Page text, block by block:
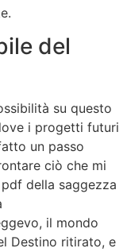
del
su questo
i progetti futuri
un passo
ciò che mi
della saggezza
il mondo
Destino ritirato, e